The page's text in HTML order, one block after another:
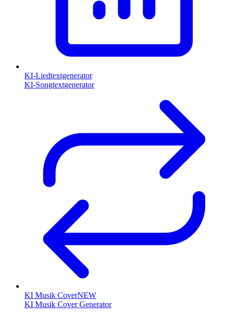
KI-Liedtextgenerator
KI-Songtextgenerator
KI Musik CoverNEW
KI Musik Cover Generator